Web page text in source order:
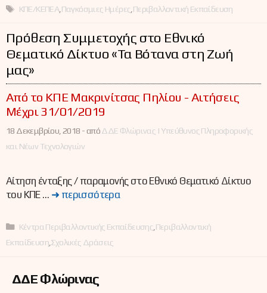
Ετικέτες
ΚΠΕ/ΚΕΠΕΑ, Παγκόσμιες Ημέρες Περιβαλλοντική Εκπαίδευση
Πρόθεση Συμμετοχής στο Εθνικό
Θεματικό Δίκτυο «Τα Βότανα στη Ζωή
μας»
Από το ΚΠΕ Μακρινίτσας Πηλίου - Αιτήσεις
Μέχρι 31/01/2019
18 Δεκεμβρίου, 2018 -απόΔΔΕ Φλώρινας | Υπεύθυνος Πληροφορικής
και Νέων Τεχνολογιών
Αίτηση ένταξης / παραμονής στο Εθνικό Θεματικό Δίκτυο
του ΚΠΕ … ➜ περισσότερα
Κατηγορίες
Κέντρα Περιβαλλοντικής Εκπαίδευσης Περιβαλλοντική
Εκπαίδευση Σχολικές Δράσεις
ΔΔΕ Φλώρινας